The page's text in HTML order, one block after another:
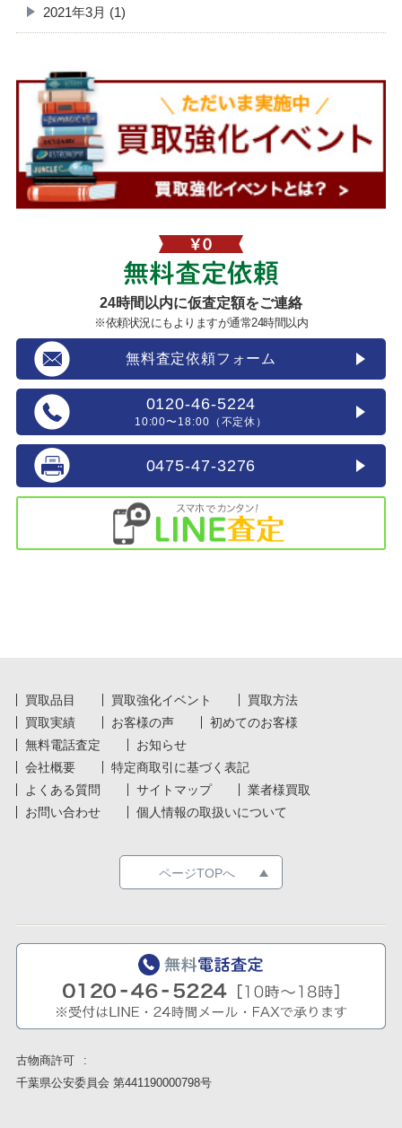
2021年3月 (1)
24時間以内に仮査定額をご連絡
※依頼状況にもよりますが通常24時間以内
無料査定依頼フォーム
0120-46-5224
10:00〜18:00（不定休）
0475-47-3276
買取品目 買取強化イベント
買取方法
買取実績
お客様の声
初めてのお客様
無料電話査定
お知らせ
会社概要
特定商取引に基づく表記
よくある質問
サイトマップ
業者様買取
お問い合わせ
個人情報の取扱いについて
ページTOPへ
古物商許可
千葉県公安委員会 第441190000798号